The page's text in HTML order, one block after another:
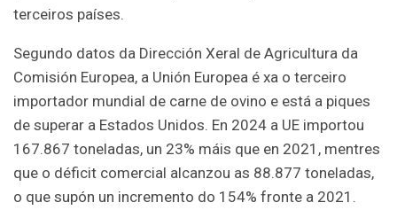
terceiros países.
Segundo datos da Dirección Xeral de Agricultura da
Comisión Europea, a Unión Europea é xa o terceiro
importador mundial de carne de ovino e está a piques
de superar a Estados Unidos. En 2024 a UE importou
167.867 toneladas, un 23% máis que en 2021, mentres
que o déficit comercial alcanzou as 88.877 toneladas,
o que supón un incremento do 154% fronte a 2021.